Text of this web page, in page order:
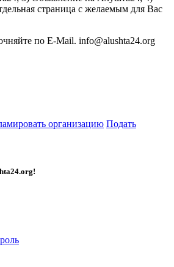
страница с желаемым для Вас
по E-Mail. info@alushta24.org
организацию Подать
!